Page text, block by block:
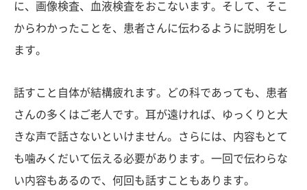
に、画像検査、血液検査をおこないます。そして、そこ
からわかったことを、患者さんに伝わるように説明をし
ます。
話すこと自体が結構疲れます。どの科であっても、患者
さんの多くはご老人です。耳が遠ければ、ゆっくりと大
きな声で話さないといけません。さらには、内容もとて
も噛みくだいて伝える必要があります。一回で伝わらな
い内容もあるので、何回も話すこともあります。